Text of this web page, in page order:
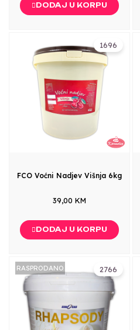
DODAJ U KORPU
1696
FCO Voćni Nadjev Višnja 6kg
39,00 KM
DODAJ U KORPU
2766
RASPRODANO